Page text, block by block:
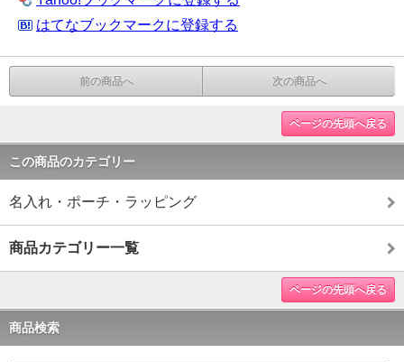
はてなブックマークに登録する
前の商品へ 次の商品へ
ページの先頭へ戻る
この商品のカテゴリー
名入れ・ポーチ・ラッピング
商品カテゴリー一覧
ページの先頭へ戻る
商品検索